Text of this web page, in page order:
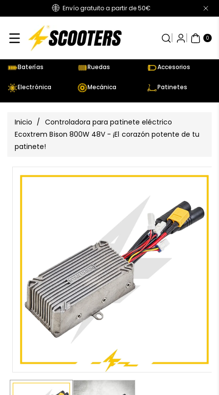
Envío gratuito a partir de 50€
0
AR
TÍC
UL
Baterías Ruedas Accesorios
Electrónica Mecánica Patinetes
Inicio / Controladora para patinete eléctrico
Ecoxtrem Bison 800W 48V - ¡El corazón potente de tu
patinete!
A La